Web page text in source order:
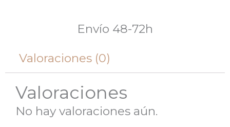
Envío 48-72h
Valoraciones (0)
Valoraciones
No hay valoraciones aún.